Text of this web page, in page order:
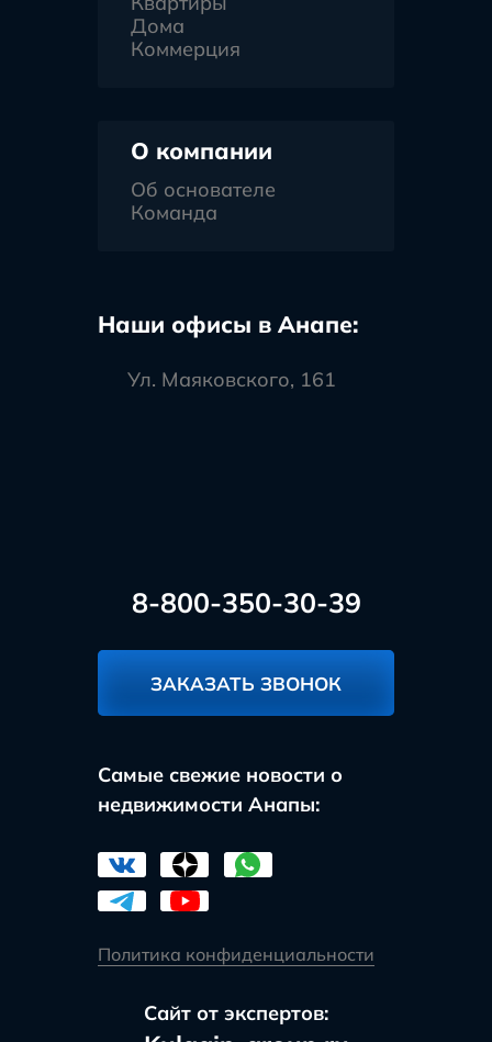
Дома
Коммерция
О компании
Об основателе
Команда
Наши офисы в Анапе:
Ул. Маяковского, 161
8-800-350-30-39
ЗАКАЗАТЬ ЗВОНОК
Самые свежие новости о
недвижимости Анапы:
Политика конфиденциальности
Сайт от экспертов: